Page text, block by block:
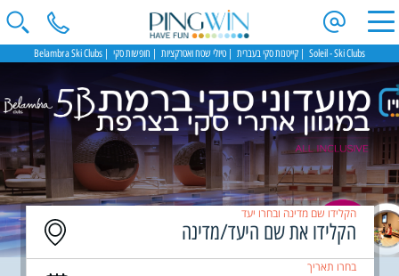
Soleil - Ski Clubs קייטנות סקי בעברית טיולי שטח ואטרקציות חופשות סקי Belambra Ski Clubs
הקלידו שם מדינה ובחרו יעד
בחרו תאריך